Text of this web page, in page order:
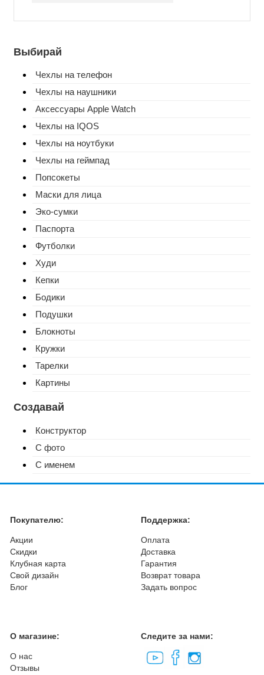
Выбирай
Чехлы на телефон
Чехлы на наушники
Аксессуары Apple Watch
Чехлы на IQOS
Чехлы на ноутбуки
Чехлы на геймпад
Попсокеты
Маски для лица
Эко-сумки
Паспорта
Футболки
Худи
Кепки
Бодики
Подушки
Блокноты
Кружки
Тарелки
Картины
Создавай
Конструктор
С фото
С именем
Покупателю:
Акции
Скидки
Клубная карта
Свой дизайн
Блог
Поддержка:
Оплата
Доставка
Гарантия
Возврат товара
Задать вопрос
О магазине:
О нас
Отзывы
Следите за нами: